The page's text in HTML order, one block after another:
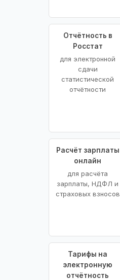
Отчётность в
Росстат
для электронной
сдачи
статистической
отчётности
Расчёт зарплаты
онлайн
для расчёта
зарплаты, НДФЛ и
страховых взносов
Тарифы на
электронную
отчётность